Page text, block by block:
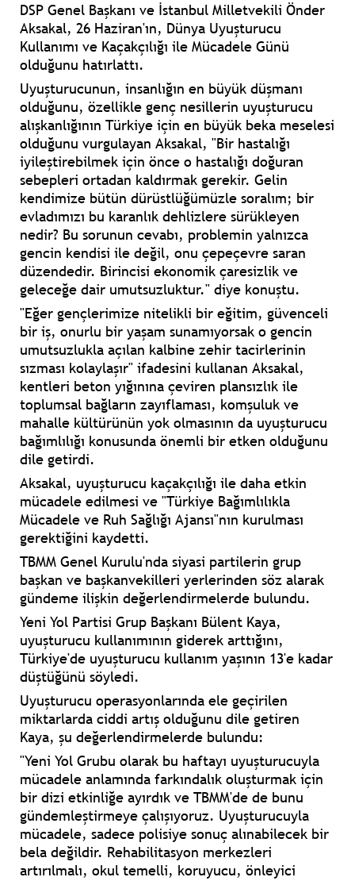
DSP Genel Başkanı ve İstanbul Milletvekili Önder
Aksakal, 26 Haziran'ın, Dünya Uyuşturucu
Kullanımı ve Kaçakçılığı ile Mücadele Günü
olduğunu hatırlattı.
Uyuşturucunun, insanlığın en büyük düşmanı
olduğunu, özellikle genç nesillerin uyuşturucu
alışkanlığının Türkiye için en büyük beka meselesi
olduğunu vurgulayan Aksakal, "Bir hastalığı
iyileştirebilmek için önce o hastalığı doğuran
sebepleri ortadan kaldırmak gerekir. Gelin
kendimize bütün dürüstlüğümüzle soralım; bir
evladımızı bu karanlık dehlizlere sürükleyen
nedir? Bu sorunun cevabı, problemin yalnızca
gencin kendisi ile değil, onu çepeçevre saran
düzendedir. Birincisi ekonomik çaresizlik ve
geleceğe dair umutsuzluktur." diye konuştu.
"Eğer gençlerimize nitelikli bir eğitim, güvenceli
bir iş, onurlu bir yaşam sunamıyorsak o gencin
umutsuzlukla açılan kalbine zehir tacirlerinin
sızması kolaylaşır" ifadesini kullanan Aksakal,
kentleri beton yığınına çeviren plansızlık ile
toplumsal bağların zayıflaması, komşuluk ve
mahalle kültürünün yok olmasının da uyuşturucu
bağımlılığı konusunda önemli bir etken olduğunu
dile getirdi.
Aksakal, uyuşturucu kaçakçılığı ile daha etkin
mücadele edilmesi ve "Türkiye Bağımlılıkla
Mücadele ve Ruh Sağlığı Ajansı"nın kurulması
gerektiğini kaydetti.
TBMM Genel Kurulu'nda siyasi partilerin grup
başkan ve başkanvekilleri yerlerinden söz alarak
gündeme ilişkin değerlendirmelerde bulundu.
Yeni Yol Partisi Grup Başkanı Bülent Kaya,
uyuşturucu kullanımının giderek arttığını,
Türkiye'de uyuşturucu kullanım yaşının 13'e kadar
düştüğünü söyledi.
Uyuşturucu operasyonlarında ele geçirilen
miktarlarda ciddi artış olduğunu dile getiren
Kaya, şu değerlendirmelerde bulundu:
"Yeni Yol Grubu olarak bu haftayı uyuşturucuyla
mücadele anlamında farkındalık oluşturmak için
bir dizi etkinliğe ayırdık ve TBMM'de de bunu
gündemleştirmeye çalışıyoruz. Uyuşturucuyla
mücadele, sadece polisiye sonuç alınabilecek bir
bela değildir. Rehabilitasyon merkezleri
artırılmalı, okul temelli, koruyucu, önleyici